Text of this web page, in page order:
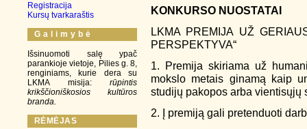
Registracija
Kursų tvarkaraštis
G a l i m y b ė
Išsinuomoti salę ypač
parankioje vietoje, Pilies g. 8,
renginiams, kurie dera su
LKMA misija: rūpintis
krikščioniškosios kultūros
branda.
RĖMĖJAS
KONKURSO NUOSTATAI
LKMA PREMIJA UŽ
PERSPEKTYVA“
1. Premija skiriama už
mokslo metais ginamą kaip
studijų pakopos arba vientisųjų
2. Į premiją gali pretenduoti